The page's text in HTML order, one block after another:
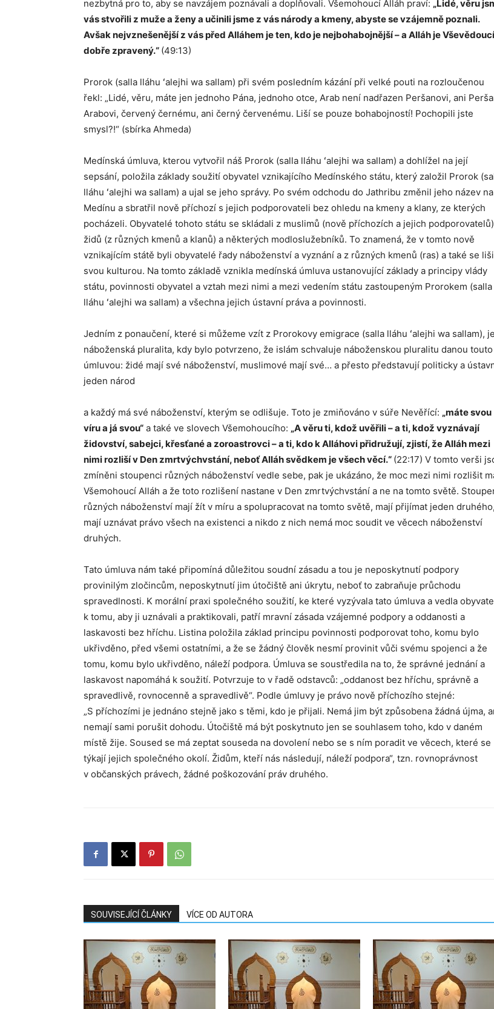
nezbytná pro to, aby se navzájem poznávali a doplňovali. Všemohoucí Alláh praví: „Lidé, věru
vás stvořili z muže a ženy a učinili jsme z vás národy a kmeny, abyste se vzájemně poznali.
Avšak nejvznešenější z vás před Alláhem je ten, kdo je nejbohabojnější – a Alláh je
dobře zpravený.“ (49:13)
Prorok (salla lláhu ʻalejhi wa sallam) při svém posledním kázání při velké pouti na rozloučenou
řekl: „Lidé, věru, máte jen jednoho Pána, jednoho otce, Arab není nadřazen Peršanovi, ani
Arabovi, červený černému, ani černý červenému. Liší se pouze bohabojností! Pochopili jste
smysl?!“ (sbírka Ahmeda)
Medínská úmluva, kterou vytvořil náš Prorok (salla lláhu ʻalejhi wa sallam) a dohlížel na její
sepsání, položila základy soužití obyvatel vznikajícího Medínského státu, který založil Prorok
lláhu ʻalejhi wa sallam) a ujal se jeho správy. Po svém odchodu do Jathribu změnil jeho název na
Medínu a sbratřil nově příchozí s jejich podporovateli bez ohledu na kmeny a klany, ze kterých
pocházeli. Obyvatelé tohoto státu se skládali z muslimů (nově příchozích a jejich
židů (z různých kmenů a klanů) a některých modloslužebníků. To znamená, že v tomto nově
vznikajícím státě byli obyvatelé řady náboženství a vyznání a z různých kmenů (ras) a také se
svou kulturou. Na tomto základě vznikla medínská úmluva ustanovující základy a principy vlády
státu, povinnosti obyvatel a vztah mezi nimi a mezi vedením státu zastoupeným Prorokem (salla
lláhu ʻalejhi wa sallam) a všechna jejich ústavní práva a povinnosti.
Jedním z ponaučení, které si můžeme vzít z Prorokovy emigrace (salla lláhu ʻalejhi wa sallam), je
náboženská pluralita, kdy bylo potvrzeno, že islám schvaluje náboženskou pluralitu danou touto
úmluvou: židé mají své náboženství, muslimové mají své… a přesto představují politicky a
jeden národ
a každý má své náboženství, kterým se odlišuje. Toto je zmiňováno v súře Nevěřící: „máte svou
víru a já svou“ a také ve slovech Všemohoucího: „A věru ti, kdož uvěřili – a ti, kdož vyznávají
židovství, sabejci, křesťané a zoroastrovci – a ti, kdo k Alláhovi přidružují, zjistí, že Alláh mezi
nimi rozliší v Den zmrtvýchvstání, neboť Alláh svědkem je všech věcí.“ (22:17) V tomto verši
zmíněni stoupenci různých náboženství vedle sebe, pak je ukázáno, že moc mezi nimi rozlišit
Všemohoucí Alláh a že toto rozlišení nastane v Den zmrtvýchvstání a ne na tomto světě.
různých náboženství mají žít v míru a spolupracovat na tomto světě, mají přijímat jeden druhého,
mají uznávat právo všech na existenci a nikdo z nich nemá moc soudit ve věcech náboženství
druhých.
Tato úmluva nám také připomíná důležitou soudní zásadu a tou je neposkytnutí podpory
provinilým zločincům, neposkytnutí jim útočiště ani úkrytu, neboť to zabraňuje průchodu
spravedlnosti. K morální praxi společného soužití, ke které vyzývala tato úmluva a vedla
k tomu, aby ji uznávali a praktikovali, patří mravní zásada vzájemné podpory a oddanosti a
laskavosti bez hříchu. Listina položila základ principu povinnosti podporovat toho, komu bylo
ukřivděno, před všemi ostatními, a že se žádný člověk nesmí provinit vůči svému spojenci a že
tomu, komu bylo ukřivděno, náleží podpora. Úmluva se soustředila na to, že správné jednání a
laskavost napomáhá k soužití. Potvrzuje to v řadě odstavců: „oddanost bez hříchu, správně a
spravedlivě, rovnocenně a spravedlivě“. Podle úmluvy je právo nově příchozího stejné:
„S příchozími je jednáno stejně jako s těmi, kdo je přijali. Nemá jim být způsobena žádná újma,
nemají sami porušit dohodu. Útočiště má být poskytnuto jen se souhlasem toho, kdo v daném
místě žije. Soused se má zeptat souseda na dovolení nebo se s ním poradit ve věcech, které se
týkají jejich společného okolí. Židům, kteří nás následují, náleží podpora“, tzn. rovnoprávnost
v občanských právech, žádné poškozování práv druhého.
SOUVISEJÍCÍ ČLÁNKY VÍCE OD AUTORA